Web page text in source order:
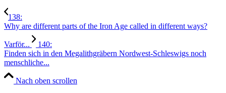
138:
Why are different parts of the Iron Age called in different ways?
Varför...
140:
Finden sich in den Megalithgräbern Nordwest-Schleswigs noch
menschliche...
Nach oben scrollen